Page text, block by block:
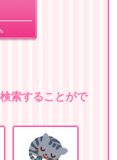
索することがで